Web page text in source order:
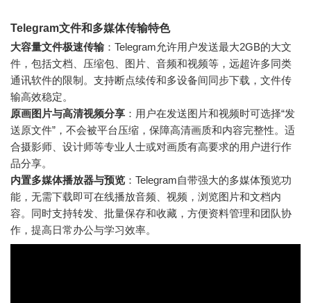
Telegram文件和多媒体传输特色
大容量文件极速传输 ：Telegram允许用户发送最大2GB的大文
件，包括文档、压缩包、图片、音频和视频等，远超许多同类
通讯软件的限制。支持断点续传和多设备间同步下载，文件传
输高效稳定。
原画图片与高清视频分享 ：用户在发送图片和视频时可选择“发
送原文件”，不会被平台压缩，保障高清画质和内容完整性。适
合摄影师、设计师等专业人士或对画质有高要求的用户进行作
品分享。
内置多媒体播放器与预览 ：Telegram自带强大的多媒体预览功
能，无需下载即可在线播放音频、视频，浏览图片和文档内
容。同时支持转发、批量保存和收藏，方便资料管理和团队协
作，提高日常办公与学习效率。